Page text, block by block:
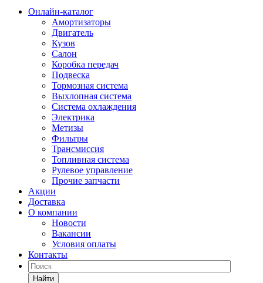
Онлайн-каталог
Амортизаторы
Двигатель
Кузов
Салон
Коробка передач
Подвеска
Тормозная система
Выхлопная система
Система охлаждения
Электрика
Метизы
Фильтры
Трансмиссия
Топливная система
Рулевое управление
Прочие запчасти
Акции
Доставка
О компании
Новости
Вакансии
Условия оплаты
Контакты
Найти